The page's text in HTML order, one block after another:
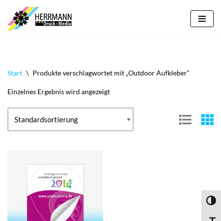
Zum
Start \ Produkte verschlagwortet mit „Outdoor Aufkleber“
Einzelnes Ergebnis wird angezeigt